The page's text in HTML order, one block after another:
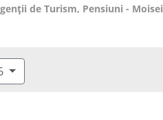
de Turism, Pensiuni - Moisei